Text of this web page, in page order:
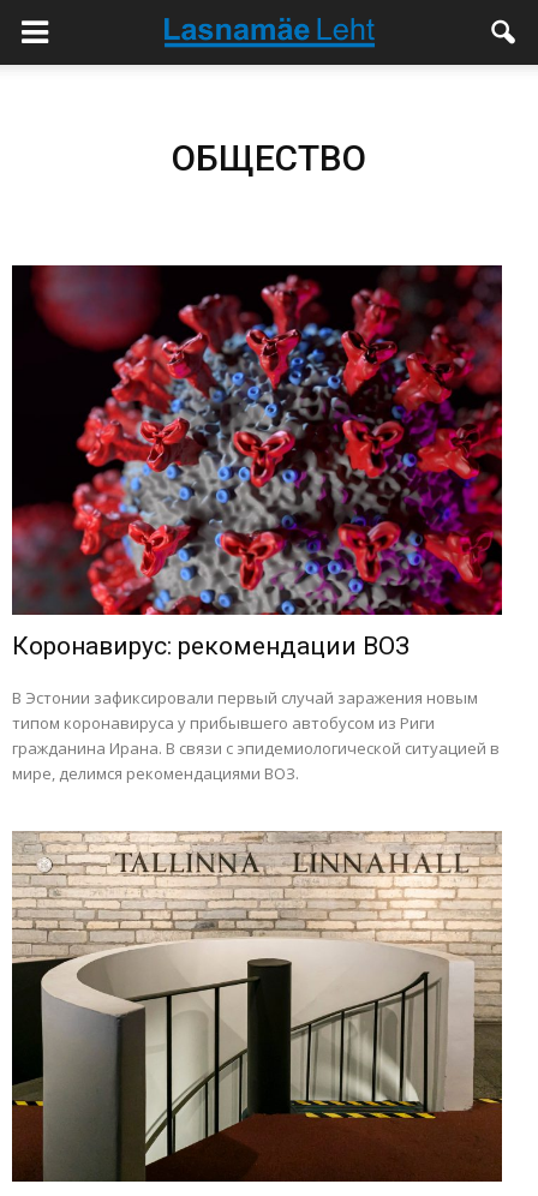
ОБЩЕСТВО
Коронавирус: рекомендации ВОЗ
В Эстонии зафиксировали первый случай заражения новым
типом коронавируса у прибывшего автобусом из Риги
гражданина Ирана. В связи с эпидемиологической ситуацией в
мире, делимся рекомендациями ВОЗ.